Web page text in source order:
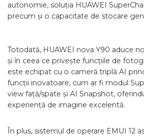
autonomie, soluția HUAWEI
precum și o capacitate de stocare
Totodată, HUAWEI nova Y90 aduce
și în ceea ce privește funcțiile de
este echipat cu o cameră triplă AI
funcții inovatoare, cum ar fi modul
view față/spate și AI Snapshot,
experiență de imagine excelentă.
În plus, sistemul de operare EMUI 12